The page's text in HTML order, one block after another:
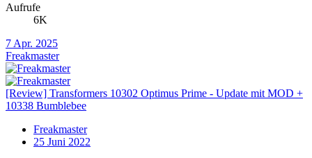
Aufrufe
6K
7 Apr. 2025
Freakmaster
[Review] Transformers 10302 Optimus Prime - Update mit MOD +
10338 Bumblebee
Freakmaster
25 Juni 2022